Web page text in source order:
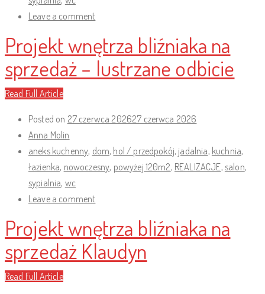
Leave a comment
Projekt wnętrza bliźniaka na
sprzedaż – lustrzane odbicie
Read Full Article
Posted on 27 czerwca 202627 czerwca 2026
Anna Molin
aneks kuchenny, dom, hol / przedpokój, jadalnia, kuchnia,
łazienka, nowoczesny, powyżej 120m2, REALIZACJE, salon,
sypialnia, wc
Leave a comment
Projekt wnętrza bliźniaka na
sprzedaż Klaudyn
Read Full Article